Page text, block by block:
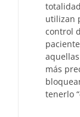
utilizan
control
más
tenerlo